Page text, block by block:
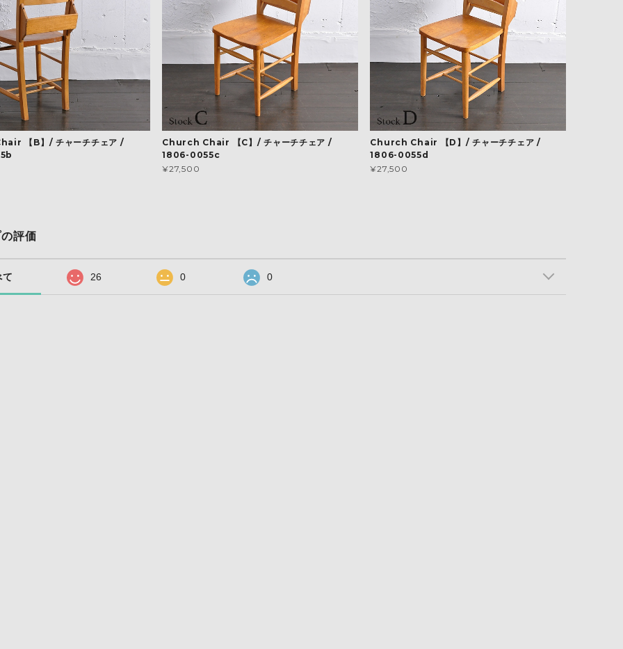
【B】/ チャーチチェア /
Church Chair 【C】/ チャーチチェア /
1806-0055c
¥27,500
Church Chair 【D】/ チャーチチェア /
1806-0055d
¥27,500
評価
て 26 0 0